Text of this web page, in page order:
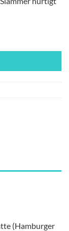
(Hamburger